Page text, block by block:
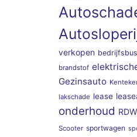
verkopen bedrijfsbus
brandstof
Gezinsauto
lakschade lease
onderhoud RDW
Scooter sportwagen